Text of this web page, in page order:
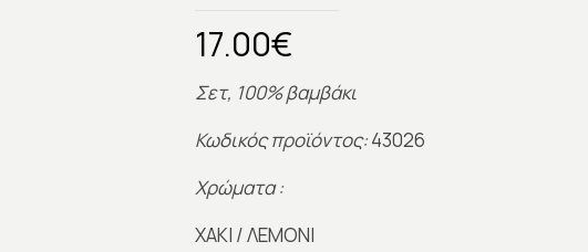
17.00€
Σετ, 100% βαμβάκι
Κωδικός προϊόντος:43026
Χρώματα :
ΧΑΚΙ / ΛΕΜΟΝΙ